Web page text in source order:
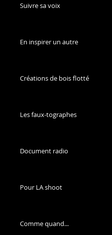
Suivre sa voix
En inspirer un autre
Créations de bois flotté
Les faux-tographes
Document radio
Pour LA shoot
Comme quand...